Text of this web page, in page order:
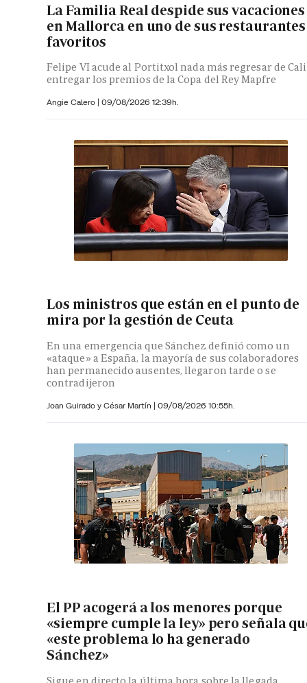
La Familia Real despide sus vacaciones
en Mallorca en uno de sus restaurantes
favoritos
Felipe VI acude al Portitxol nada más regresar de
entregar los premios de la Copa del Rey Mapfre
Angie Calero | 09/08/2026 12:39h.
Los ministros que están en el punto de
mira por la gestión de Ceuta
En una emergencia que Sánchez definió como un
«ataque» a España, la mayoría de sus colaboradores
han permanecido ausentes, llegaron tarde o se
contradijeron
Joan Guirado y César Martín | 09/08/2026 10:55h.
El PP acogerá a los menores porque
«siempre cumple la ley» pero señala
«este problema lo ha generado
Sánchez»
Sigue en directo la última hora sobre la llegada